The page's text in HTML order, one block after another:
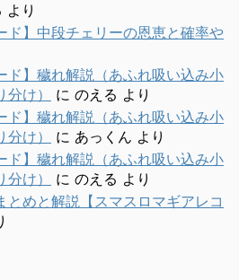
より
ド】中段チェリーの恩恵と確率や
ド】穢れ解説（あふれ吸い込み小
け）
に のえる より
ド】穢れ解説（あふれ吸い込み小
け）
に あっくん より
ド】穢れ解説（あふれ吸い込み小
け）
に のえる より
とめと解説【スマスロマギアレコ